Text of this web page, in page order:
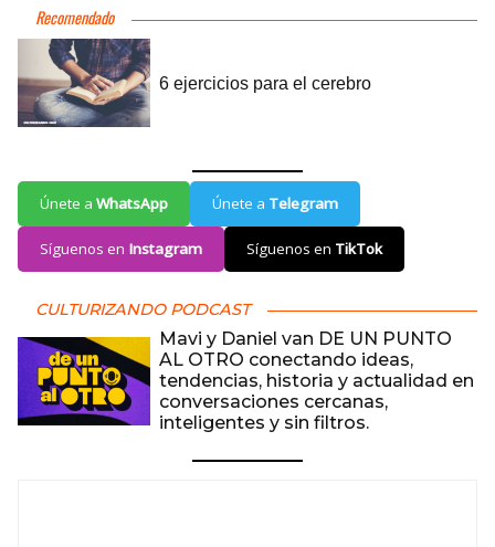
Únete a WhatsApp Únete a Telegram
Síguenos en Instagram Síguenos en TikTok
CULTURIZANDO PODCAST
Mavi y Daniel van DE UN PUNTO
AL OTRO conectando ideas,
tendencias, historia y actualidad en
conversaciones cercanas,
inteligentes y sin filtros.